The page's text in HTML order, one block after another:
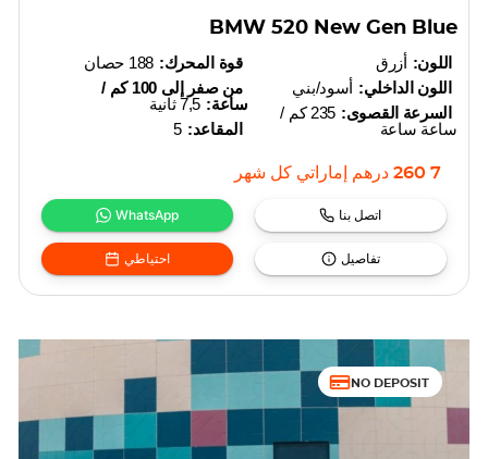
BMW 520 New Gen Blue
قوة المحرك: 188 حصان
من صفر إلى 100 كم /
ساعة: 7,5 ثانية
المقاعد: 5
اللون: أزرق
اللون الداخلي: أسود/بني
السرعة القصوى:
235 كم /
ساعة ساعة
7 260 درهم إماراتي كل شهر
WhatsApp اتصل بنا
احتياطي تفاصيل
NO DEPOSIT